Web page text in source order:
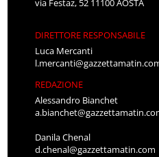
via Festaz, 52 11100 AOSTA
DIRETTORE RESPONSABILE
Luca Mercanti
REDAZIONE
Alessandro Bianchet
Danila Chenal
d.chenal@gazzettamatin.com